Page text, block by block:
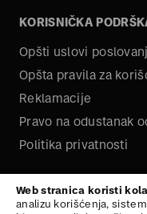
KORISNIČKA
Opšti uslovi
Opšta pravila za
Reklamacije
Pravo na odustanak
Politika privatnosti
Kariera
Web stranica koristi
analizu korišćenja,